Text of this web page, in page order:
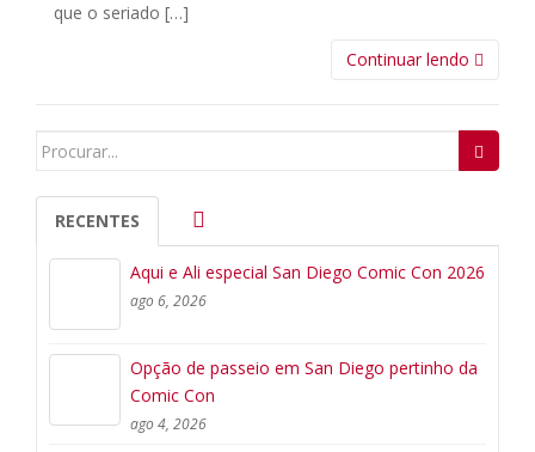
que o seriado […]
Continuar lendo
Search
RECENTES
Aqui e Ali especial San Diego Comic Con 2026
ago 6, 2026
Opção de passeio em San Diego pertinho da
Comic Con
ago 4, 2026